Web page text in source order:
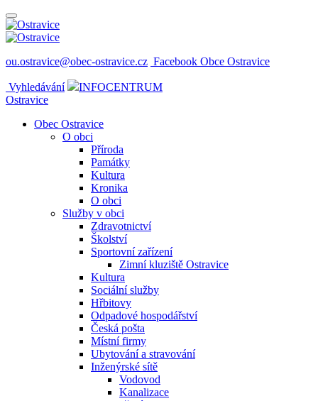
ou.ostravice@obec-ostravice.cz Facebook Obce Ostravice
Vyhledávání
INFOCENTRUM
Ostravice
Obec Ostravice
O obci
Příroda
Památky
Kultura
Kronika
O obci
Služby v obci
Zdravotnictví
Školství
Sportovní zařízení
Zimní kluziště Ostravice
Kultura
Sociální služby
Hřbitovy
Odpadové hospodářství
Česká pošta
Místní firmy
Ubytování a stravování
Inženýrské sítě
Vodovod
Kanalizace